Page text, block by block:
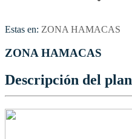
Estas en: ZONA HAMACAS
ZONA HAMACAS
Descripción del plan